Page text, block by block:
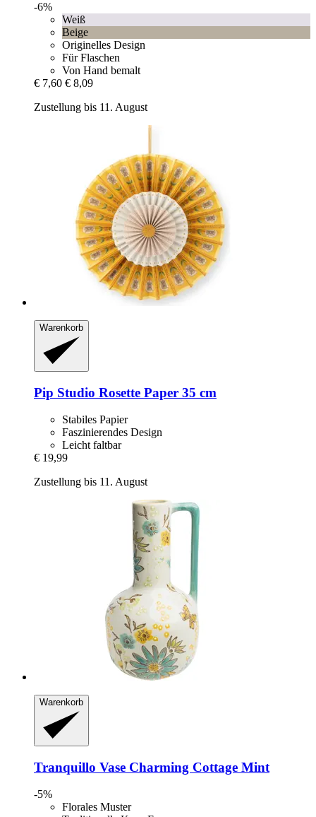
-6%
Weiß
Beige
Originelles Design
Für Flaschen
Von Hand bemalt
€ 7,60 € 8,09
Zustellung bis 11. August
Warenkorb
Pip Studio Rosette Paper 35 cm
Stabiles Papier
Faszinierendes Design
Leicht faltbar
€ 19,99
Zustellung bis 11. August
Warenkorb
Tranquillo Vase Charming Cottage Mint
-5%
Florales Muster